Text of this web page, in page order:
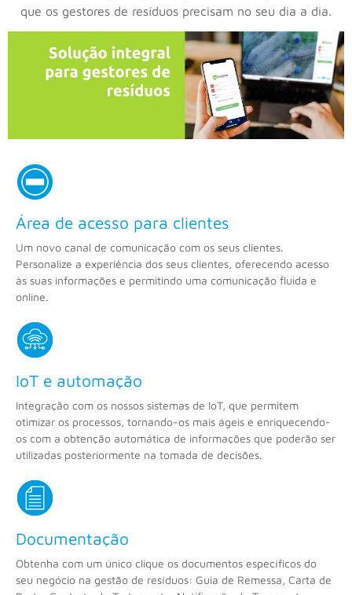
que os gestores de resíduos precisam no seu dia a dia.
Área de acesso para clientes
Um novo canal de comunicação com os seus clientes.
Personalize a experiência dos seus clientes, oferecendo acesso
às suas informações e permitindo uma comunicação fluida e
online.
IoT e automação
Integração com os nossos sistemas de IoT, que permitem
otimizar os processos, tornando-os mais ágeis e enriquecendo-
os com a obtenção automática de informações que poderão ser
utilizadas posteriormente na tomada de decisões.
Documentação
Obtenha com um único clique os documentos específicos do
seu negócio na gestão de resíduos: Guia de Remessa, Carta de